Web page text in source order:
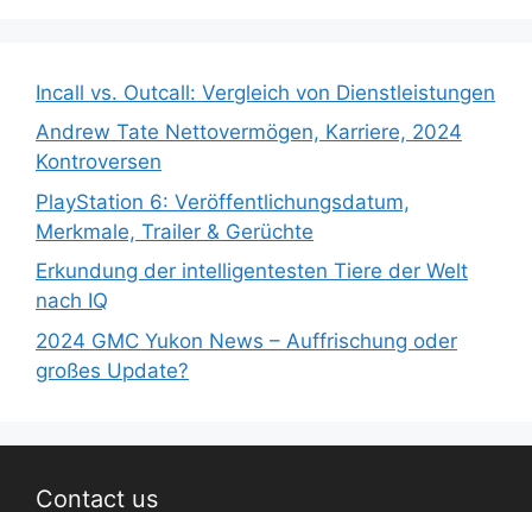
Incall vs. Outcall: Vergleich von Dienstleistungen
Andrew Tate Nettovermögen, Karriere, 2024
Kontroversen
PlayStation 6: Veröffentlichungsdatum,
Merkmale, Trailer & Gerüchte
Erkundung der intelligentesten Tiere der Welt
nach IQ
2024 GMC Yukon News – Auffrischung oder
großes Update?
Contact us